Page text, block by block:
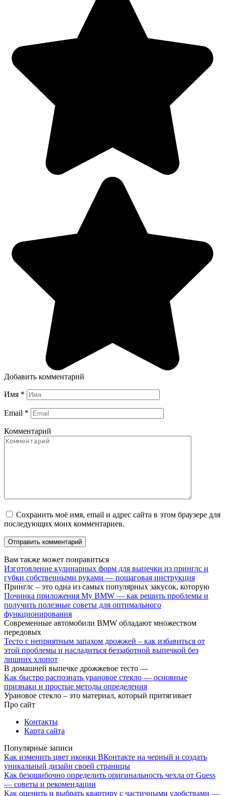
Добавить комментарий
Имя *
Email *
Комментарий
Сохранить моё имя, email и адрес сайта в этом браузере для
последующих моих комментариев.
Вам также может понравиться
Изготовление кулинарных форм для выпечки из принглс и
губки собственными руками — пошаговая инструкция
Принглс – это одна из самых популярных закусок, которую
Починка приложения My BMW — как решить проблемы и
получить полезные советы для оптимального
функционирования
Современные автомобили BMW обладают множеством
передовых
Тесто с неприятным запахом дрожжей – как избавиться от
этой проблемы и насладиться беззаботной выпечкой без
лишних хлопот
В домашней выпечке дрожжевое тесто —
Как быстро распознать урановое стекло — основные
признаки и простые методы определения
Урановое стекло – это материал, который притягивает
Про сайт
Контакты
Карта сайта
Популярные записи
Как изменить цвет иконки ВКонтакте на черный и создать
уникальный дизайн своей страницы
Как безошибочно определить оригинальность чехла от Guess
— советы и рекомендации
Как оценить и выбрать квартиру с частичными удобствами —